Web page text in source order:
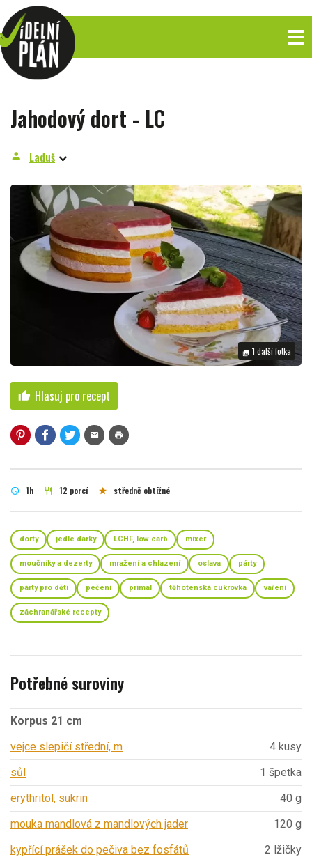
Jahodový dort - LC
person Laduš
photo_library 1 další fotka
thumb_up Hlasuj pro recept
mail print
schedule 1h restaurant 12 porcí star středně obtížné
dorty jedlé dárky LCHF, low carb mixér
moučníky a dezerty mražení a chlazení oslava párty
párty pro děti pečení primal těhotenská cukrovka vaření
záchranářské recepty
Potřebné suroviny
Korpus 21 cm
vejce slepičí střední, m
4 kusy
sůl
1 špetka
erythritol, sukrin
40 g
mouka mandlová z mandlových jader
120 g
kypřící prášek do pečiva bez fosfátů
2 lžičky